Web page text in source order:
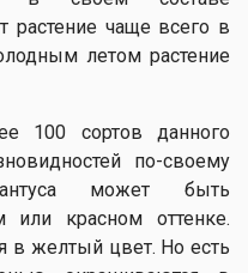
растение чаще всего в
летом растение
100 сортов данного
по-своему
может быть
или красном оттенке.
в желтый цвет. Но есть